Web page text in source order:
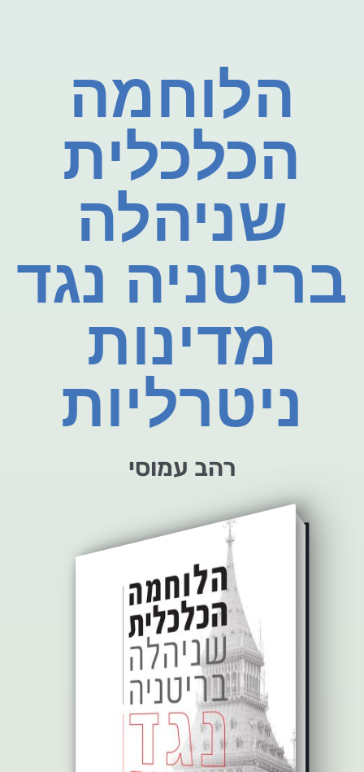
הלוחמה
הכלכלית
שניהלה
בריטניה נגד
מדינות
ניטרליות
רהב עמוסי